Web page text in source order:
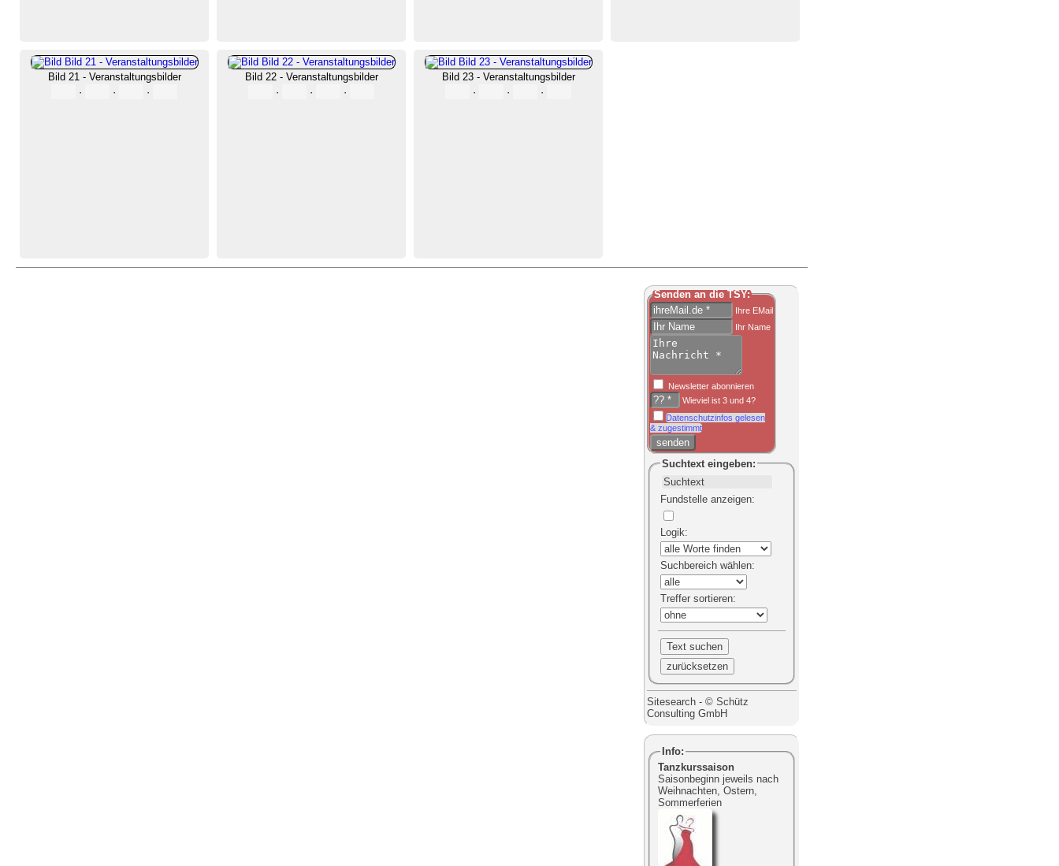
Bild 21 - Veranstaltungsbilder
·
· ·
Bild 22 - Veranstaltungsbilder
·
· ·
Bild 23 - Veranstaltungsbilder
·
· ·
Senden an die TSY:
Ihre EMail
Ihr Name
Newsletter abonnieren
Wieviel ist 3 und 4?
Datenschutzinfos gelesen
& zugestimmt
Suchtexteingeben:
Fundstelle anzeigen:
Logik:
Suchbereichwählen:
Treffer sortieren:
Sitesearch - © Schütz
Consulting GmbH
Info:
Tanzkurssaison
Saisonbeginn jeweils nach
Weihnachten, Ostern,
Sommerferien